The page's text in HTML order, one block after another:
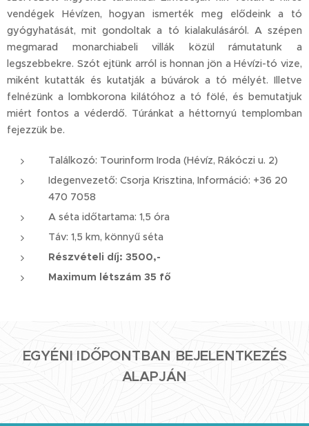
vendégek Hévízen, hogyan ismerték meg elődeink a tó
gyógyhatását, mit gondoltak a tó kialakulásáról. A szépen
megmarad monarchiabeli villák közül rámutatunk a
legszebbekre. Szót ejtünk arról is honnan jön a Hévízi-tó vize,
miként kutatták és kutatják a búvárok a tó mélyét. Illetve
felnézünk a lombkorona kilátóhoz a tó fölé, és bemutatjuk
miért fontos a véderdő. Túránkat a héttornyú templomban
fejezzük be.
Találkozó: Tourinform Iroda (Hévíz, Rákóczi u. 2)
Idegenvezető: Csorja Krisztina, Információ: +36 20
470 7058
A séta időtartama: 1,5 óra
Táv: 1,5 km, könnyű séta
Részvételi díj: 3500,-
Maximum létszám 35 fő
EGYÉNI IDŐPONTBAN BEJELENTKEZÉS
ALAPJÁN